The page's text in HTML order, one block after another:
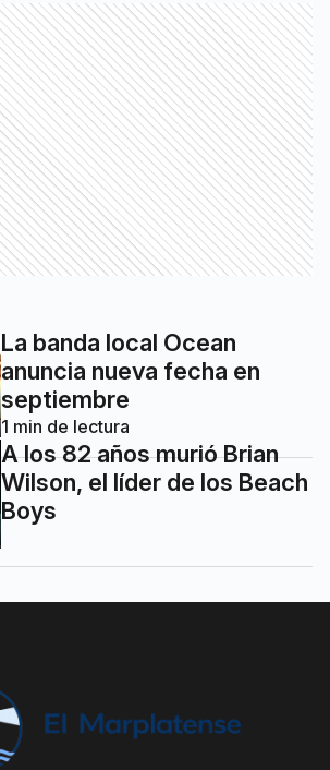
La banda local Ocean
anuncia nueva fecha en
septiembre
1 min de lectura
A los 82 años murió Brian
Wilson, el líder de los Beach
Boys